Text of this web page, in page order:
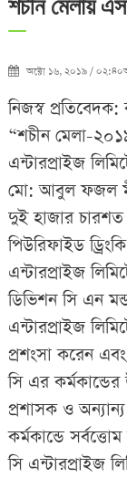
শচীন মেলায়
অক্টো ১৬, ২০১৯ /
নিজস্ব
“শচীন মেলা-
এন্টারপ্রাইজ
মো: আবুল ফজল
দুই হাজার
পিউরিফাইড
এন্টারপ্রাইজ
ডিভিশন সি এন
এন্টারপ্রাইজ
প্রশংসা করেন
সি এর
প্রশাসক ও
কর্মকান্ডে
সি এন্টারপ্রাইজ